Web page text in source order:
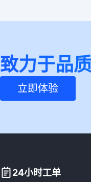
致力于品
立即体验
24小时工单